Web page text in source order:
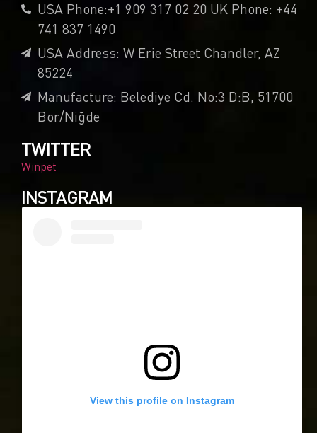
USA Phone:+1 909 317 02 20 UK Phone: +44
741 837 1490
USA Address: W Erie Street Chandler, AZ
85224
Manufacture: Belediye Cd. No:3 D:B, 51700
Bor/Niğde
TWITTER
Winpet
INSTAGRAM
View this profile on Instagram